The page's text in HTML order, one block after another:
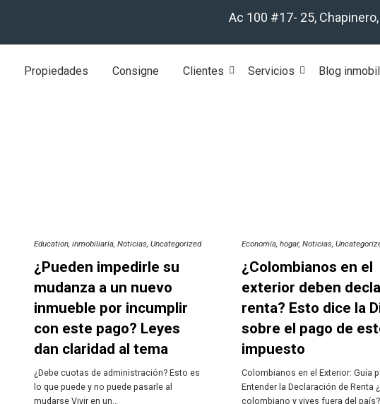
Ac 100 #17- 25,
Propiedades Consigne Clientes Servicios Blog
Education inmobiliaria Noticias Uncategorized
¿Pueden impedirle su
mudanza a un nuevo
inmueble por incumplir
con este pago? Leyes
dan claridad al tema
¿Debe cuotas de administración? Esto es
lo que puede y no puede pasarle al
mudarse Vivir en un…
Economía hogar Noticias
¿Colombianos en el
exterior deben
renta? Esto dice la
sobre el pago de
impuesto
Colombianos en el Exterior: Guía
Entender la Declaración de Renta
colombiano y vives fuera del país?…